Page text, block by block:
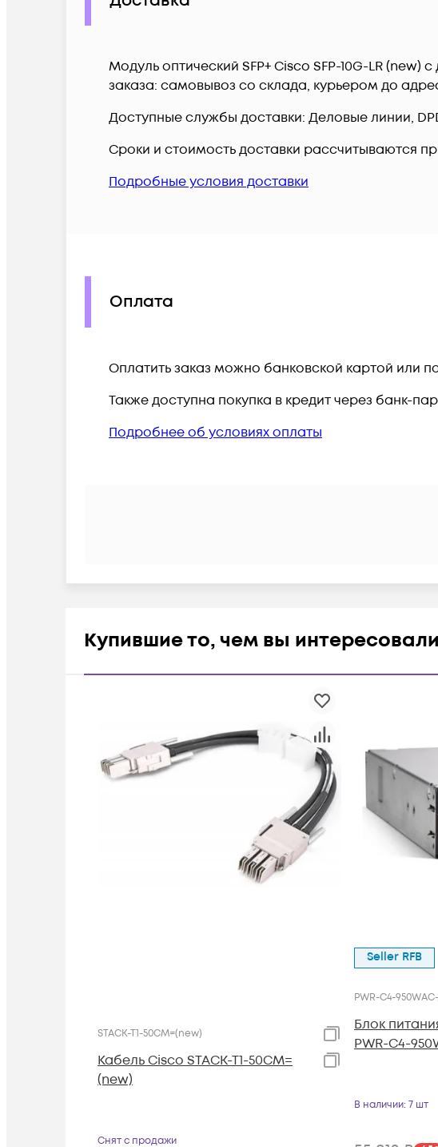
Модуль оптический SFP+ Cisco SFP-10G-LR
заказа: самовывоз со склада, курьером до
Доступные службы доставки: Деловые линии,
Сроки и стоимость доставки рассчитываются
Подробные условия доставки
Оплата
Оплатить заказ можно банковской картой или
Также доступна покупка в кредит через банк-
Подробнее об условиях оплаты
Купившие то, чем вы
STACK-T1-50CM=(new)
Кабель Cisco STACK-T1-50CM=
(new)
Снят с продажи
Seller RFB
PWR-C4-
Блок
PWR-C4-
В наличии: 7 шт